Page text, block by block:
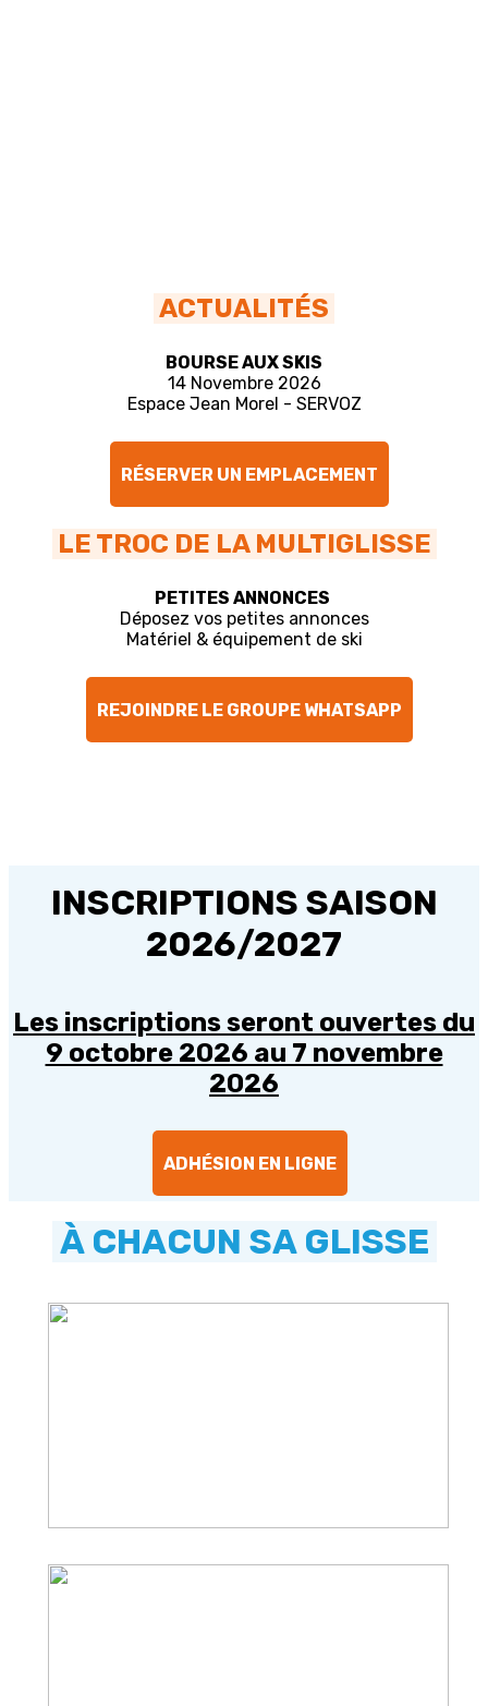
ACTUALITÉS
BOURSE AUX SKIS
14 Novembre 2026
Espace Jean Morel - SERVOZ
RÉSERVER UN EMPLACEMENT
LE TROC DE LA MULTIGLISSE
PETITES ANNONCES
Déposez vos petites annonces
Matériel & équipement de ski
REJOINDRE LE GROUPE WHATSAPP
INSCRIPTIONS SAISON
2026/2027
Les inscriptions seront ouvertes du
9 octobre 2026 au 7 novembre
2026
ADHÉSION EN LIGNE
À CHACUN SA GLISSE